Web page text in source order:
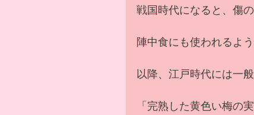
戦国時代になると、傷
陣中食にも使われるよ
以降、江戸時代には一
「完熟した黄色い梅の